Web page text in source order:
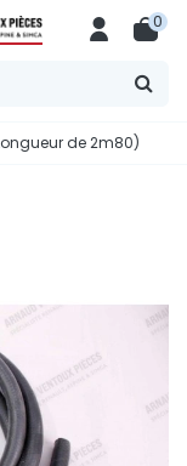
0
de 2m80)